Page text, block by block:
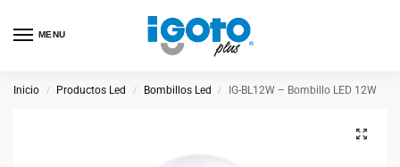
MENU
Inicio / Productos Led / Bombillos Led / IG-BL12W – Bombillo LED 12W